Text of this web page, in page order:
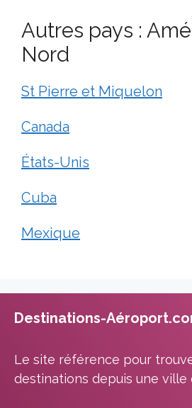
Autres pays :
Nord
St Pierre et Miquelon
Canada
États-Unis
Cuba
Mexique
Destinations-
Le site référence pour
destinations depuis une ville